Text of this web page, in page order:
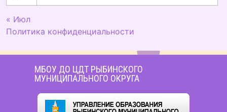
« Июл
Политика конфиденциальности
МБОУ ДО ЦДТ РЫБИНСКОГО
МУНИЦИПАЛЬНОГО ОКРУГА